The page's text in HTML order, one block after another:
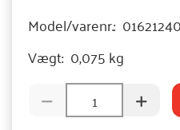
Model/varenr.: 01621240
Vægt: 0,075 kg